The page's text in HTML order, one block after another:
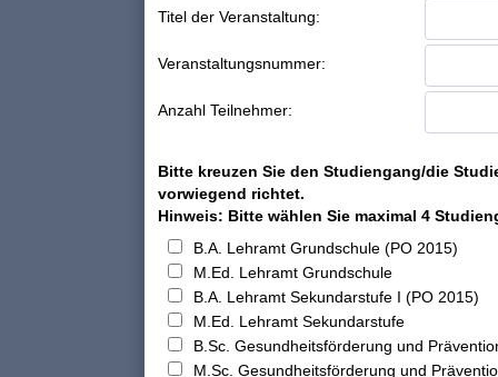
Titel der Veranstaltung:
Veranstaltungsnummer:
Anzahl Teilnehmer:
Bitte kreuzen Sie den Studiengang/die
vorwiegend richtet.
Hinweis: Bitte wählen Sie maximal 4
B.A. Lehramt Grundschule (PO 2015)
M.Ed. Lehramt Grundschule
B.A. Lehramt Sekundarstufe I (PO 2015)
M.Ed. Lehramt Sekundarstufe
B.Sc. Gesundheitsförderung und
M.Sc. Gesundheitsförderung und